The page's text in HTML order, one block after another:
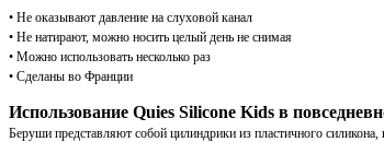
• Не оказывают давление на слуховой канал
• Не натирают, можно носить целый день не снимая
• Можно использовать несколько раз
• Сделаны во Франции
Использование Quies Silicone Kids в
Беруши представляют собой цилиндрики из пластичного